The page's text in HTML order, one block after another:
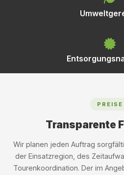
PREISE
Transparente
Wir planen jeden Auftrag
der Einsatzregion, des
Tourenkoordination. Der im